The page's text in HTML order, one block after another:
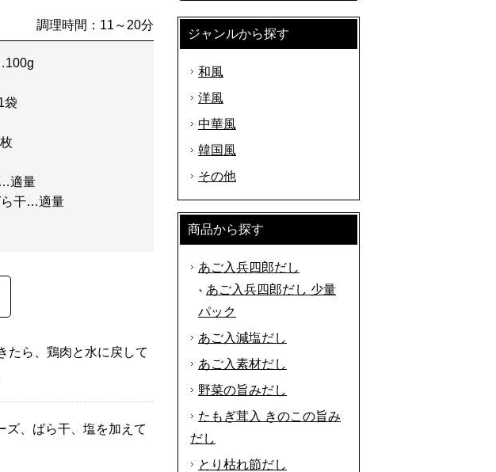
調理時間：11～20分
袋
適量
ら干…適量
たら、鶏肉と水に戻して
ズ、ばら干、塩を加えて
ジャンルから探す
和風
洋風
中華風
韓国風
その他
商品から探す
あご入兵四郎だし
あご入兵四郎だし 少量
パック
あご入減塩だし
あご入素材だし
野菜の旨みだし
たもぎ茸入 きのこの旨み
だし
とり枯れ節だし